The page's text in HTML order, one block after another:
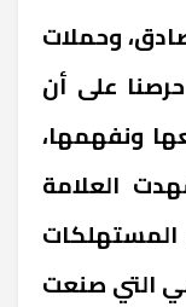
وحملات
على أن
ونفهمها،
العلامة
المستهلكات
التي صنعت